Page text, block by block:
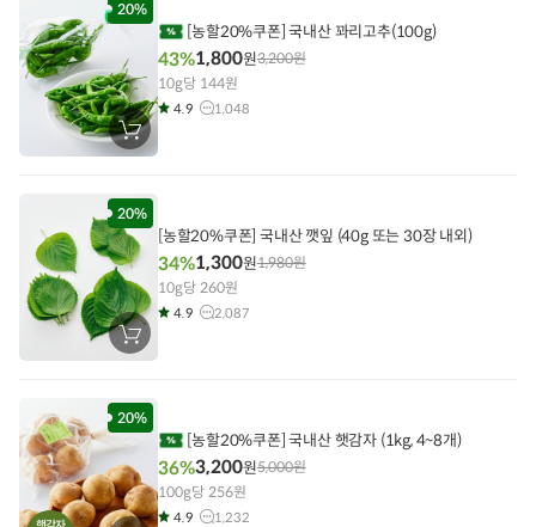
담
기
20%
장
바
에
담
기
[농할20%쿠폰] 국내산 꽈리고추(100g)
43%1,800원3,200원
10g당 144원
4.9 1,048
20%
장
바
에
담
기
[농할20%쿠폰] 국내산 깻잎 (40g 또는 30장 내외)
34%1,300원1,980원
10g당 260원
4.9 2,087
20%
[농할20%쿠폰] 국내산 햇감자 (1kg, 4~8개)
36%3,200원5,000원
100g당 256원
4.9 1,232